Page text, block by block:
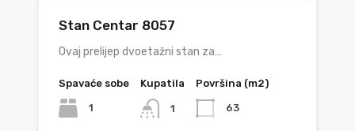
Stan Centar 8057
Ovaj prelijep dvoetažni stan za…
Spavaće sobe
1
Kupatila
1
Površina (m2)
63